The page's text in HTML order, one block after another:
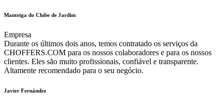
Manteiga do Clube de Jardim
Empresa
Durante os últimos dois anos, temos contratado os serviços da
CHOFFERS.COM para os nossos colaboradores e para os nossos
clientes. Eles são muito profissionais, confiável e transparente.
Altamente recomendado para o seu negócio.
Javier Fernández